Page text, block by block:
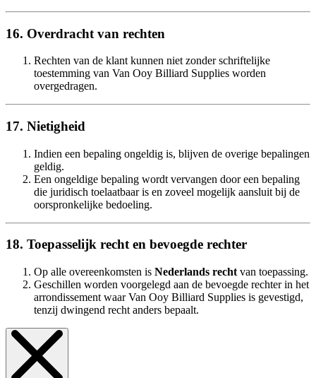
16. Overdracht van rechten
Rechten van de klant kunnen niet zonder schriftelijke
toestemming van Van Ooy Billiard Supplies worden
overgedragen.
17. Nietigheid
Indien een bepaling ongeldig is, blijven de overige bepalingen
geldig.
Een ongeldige bepaling wordt vervangen door een bepaling
die juridisch toelaatbaar is en zoveel mogelijk aansluit bij de
oorspronkelijke bedoeling.
18. Toepasselijk recht en bevoegde rechter
Op alle overeenkomsten is Nederlands recht van toepassing.
Geschillen worden voorgelegd aan de bevoegde rechter in het
arrondissement waar Van Ooy Billiard Supplies is gevestigd,
tenzij dwingend recht anders bepaalt.